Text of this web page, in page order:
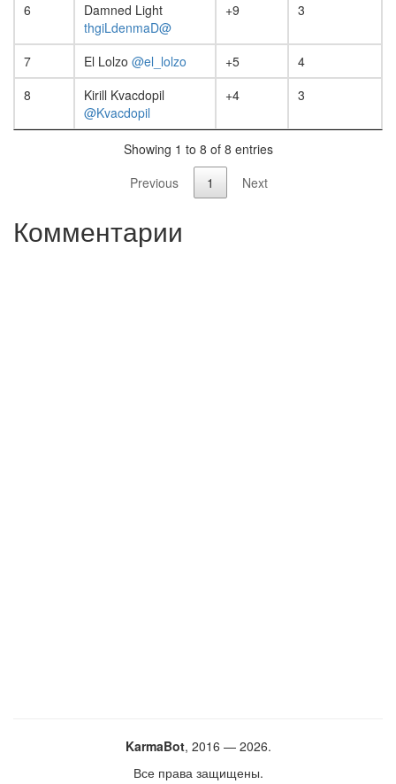
6
@DamnedLight
+9 3
7 El Lolzo @el_lolzo +5
4
8
Kirill Kvacdopil
@Kvacdopil
+4 3
Showing 1 to 8 of 8 entries
Previous
1 Next
Комментарии
KarmaBot, 2016 — 2026.
Все права защищены.